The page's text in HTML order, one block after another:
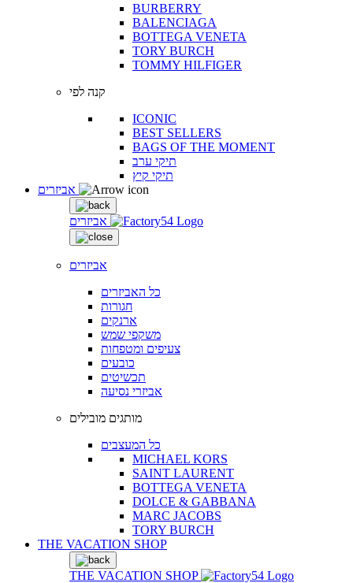
BURBERRY
BALENCIAGA
BOTTEGA VENETA
TORY BURCH
TOMMY HILFIGER
קנה לפי
ICONIC
BEST SELLERS
BAGS OF THE MOMENT
תיקי ערב
תיקי קיץ
אביזרים
אביזרים
כל האביזרים
חגורות
ארנקים
משקפי שמש
צעיפים ומטפחות
כובעים
תכשיטים
אביזרי נסיעה
מותגים מובילים
כל המעצבים
MICHAEL KORS
SAINT LAURENT
BOTTEGA VENETA
DOLCE & GABBANA
MARC JACOBS
TORY BURCH
THE VACATION SHOP
THE VACATION SHOP